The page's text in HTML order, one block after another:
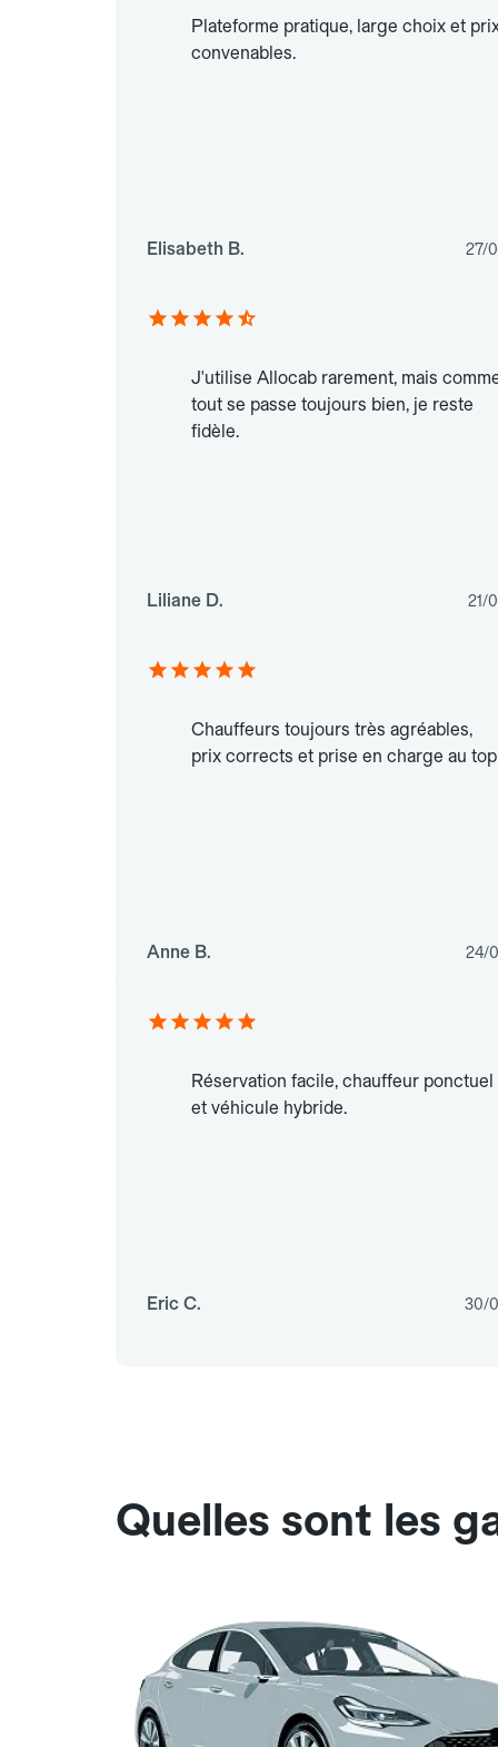
Plateforme pratique, large choix et
convenables.
Elisabeth B. 27/
J'utilise Allocab rarement, mais
tout se passe toujours bien, je reste
fidèle.
Liliane D. 21/
Chauffeurs toujours très agréables,
prix corrects et prise en charge au top
Anne B. 24/
Réservation facile, chauffeur ponctuel
et véhicule hybride.
Eric C. 30/
Quelles sont les